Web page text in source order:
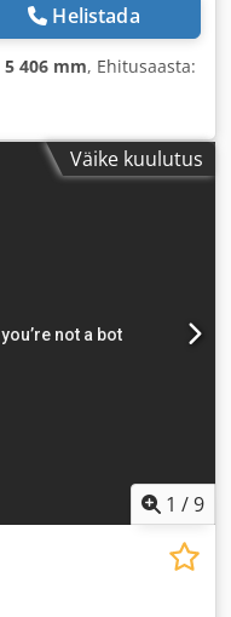
Helistada
5 406 mm, Ehitusaasta:
Väike kuulutus
1 /9